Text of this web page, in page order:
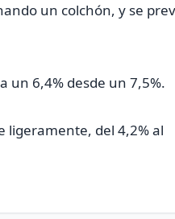
un colchón, y se
un 6,4% desde un 7,5%.
ligeramente, del 4,2% al